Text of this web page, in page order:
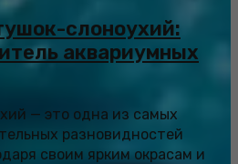
слоноухий:
аквариумных
— это одна из самых
разновидностей
своим ярким окрасам и